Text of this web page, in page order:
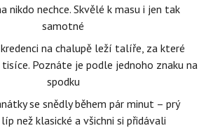
nikdo nechce. Skvělé k masu i jen tak
samotné
na chalupě leží talíře, za které
Poznáte je podle jednoho znaku na
spodku
se snědly během pár minut – prý
než klasické a všichni si přidávali